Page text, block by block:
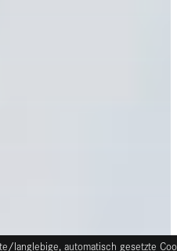
langlebige, automatisch gesetzte